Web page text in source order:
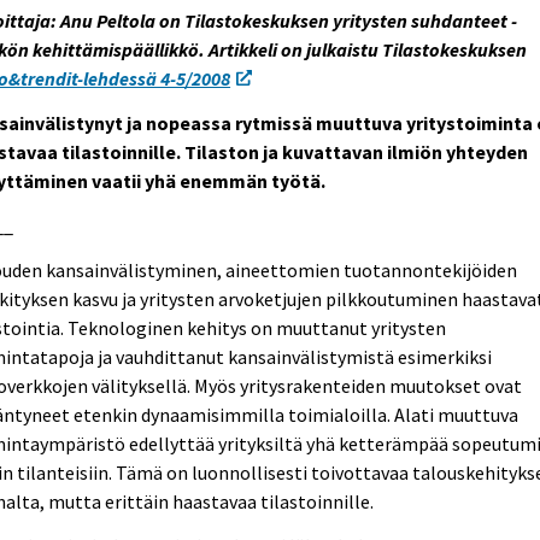
Anu Peltola on Tilastokeskuksen yritysten suhdanteet -
kehittämispäällikkö. Artikkeli on julkaistu Tilastokeskuksen
lehdessä 4-5/2008
ja nopeassa rytmissä muuttuva yritystoiminta
tilastoinnille. Tilaston ja kuvattavan ilmiön yhteyden
vaatii yhä enemmän työtä.
kansainvälistyminen, aineettomien tuotannontekijöiden
kasvu ja yritysten arvoketjujen pilkkoutuminen
Teknologinen kehitys on muuttanut yritysten
ja vauhdittanut kansainvälistymistä esimerkiksi
välityksellä. Myös yritysrakenteiden muutokset ovat
etenkin dynaamisimmilla toimialoilla. Alati muuttuva
edellyttää yrityksiltä yhä ketterämpää
tilanteisiin. Tämä on luonnollisesti toivottavaa
mutta erittäin haastavaa tilastoinnille.